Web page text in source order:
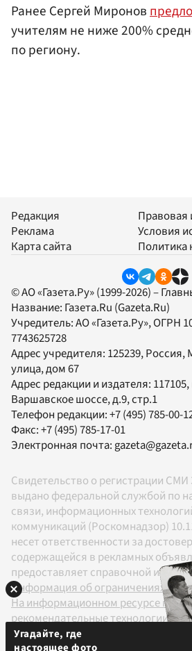
Ранее Сергей Миронов
учителям не ниже 200%
по региону.
Редакция
Реклама
Карта сайта
Условия
Политика
© АО «Газета.Ру» (1999-2026) –
Название: Газета.Ru (Gazeta.Ru)
Учредитель:АО «Газета.Ру», ОГРН
7743625728
Адрес учредителя: 125239, Россия,
улица, дом 67
Адрес редакции и издателя: 117105,
Варшавское шоссе, д.9, стр.1
Телефон редакции:+7 (495) 785-00-
Факс:+7 (495) 785-17-01
Электронная почта:
Свидетельство о регистрации
выдано федеральной службой по
связи, информационных
коммуникаций (Роскомнадзор)
несет ответственности за
содержащейся в рекламных
предоставляет справочной
Информация об ограничениях
На информационном ресурсе
рекомендательные технологии в
Правилами
Угадайте, где
настоящее фото